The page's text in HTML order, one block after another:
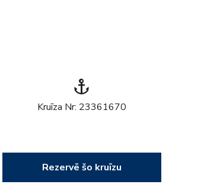
anchor
Kruīza Nr: 23361670
Rezervē šo kruīzu